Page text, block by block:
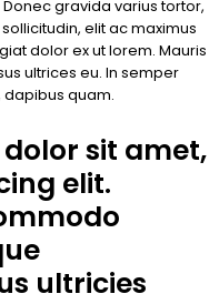
gravida varius tortor,
elit ac maximus
dolor ex ut lorem. Mauris
ultrices eu. In semper
quam.
sit amet,
elit.
ultricies